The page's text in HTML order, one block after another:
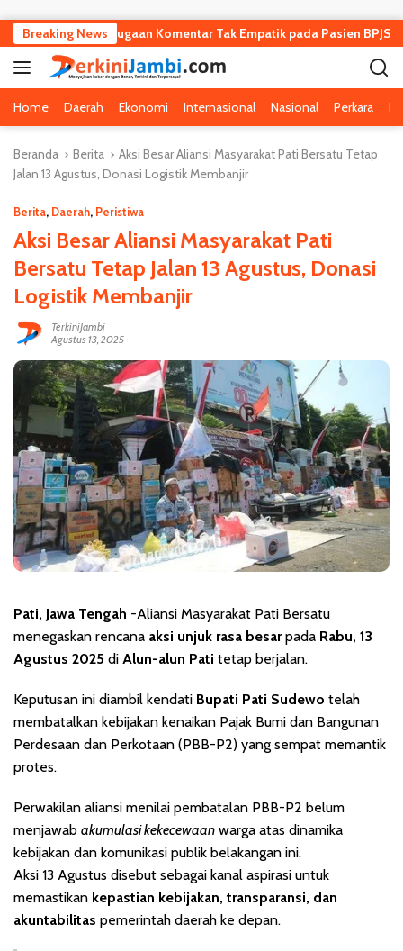
Breaking News
Terkait Dugaan Komentar Tak Empatik pada Pasien BPJS
Home Daerah Ekonomi Internasional Nasional Perkara
Beranda Berita
Aksi Besar Aliansi Masyarakat Pati Bersatu Tetap
Jalan 13 Agustus, Donasi Logistik Membanjir
Berita, Daerah, Peristiwa
Aksi Besar Aliansi Masyarakat Pati
Bersatu Tetap Jalan 13 Agustus, Donasi
Logistik Membanjir
TerkiniJambi
Agustus 13, 2025
Pati, Jawa Tengah -Aliansi Masyarakat Pati Bersatu
menegaskan rencana aksi unjuk rasa besarpada Rabu, 13
Agustus 2025 di Alun-alun Pati tetap berjalan.
Keputusan ini diambil kendati Bupati Pati Sudewo telah
membatalkan kebijakan kenaikan Pajak Bumi dan Bangunan
Perdesaan dan Perkotaan (PBB-P2) yang sempat memantik
protes.
Perwakilan aliansi menilai pembatalan PBB-P2 belum
menjawab akumulasi kekecewaan warga atas dinamika
kebijakan dan komunikasi publik belakangan ini.
Aksi 13 Agustus disebut sebagai kanal aspirasi untuk
memastikan kepastian kebijakan, transparansi, dan
akuntabilitas pemerintah daerah ke depan.